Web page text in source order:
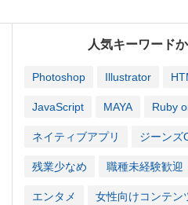
人気キーワード
Photoshop Illustrator
JavaScript MAYA Ruby
ネイティブアプリ ジーンズ
残業少なめ 職種未経験歓迎
エンタメ 女性向けコンテン